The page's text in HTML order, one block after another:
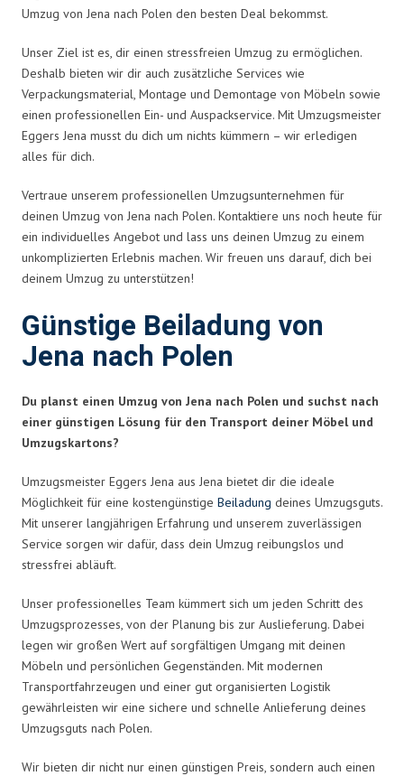
Umzug von Jena nach Polen den besten Deal bekommst.
Unser Ziel ist es, dir einen stressfreien Umzug zu ermöglichen.
Deshalb bieten wir dir auch zusätzliche Services wie
Verpackungsmaterial, Montage und Demontage von Möbeln sowie
einen professionellen Ein- und Auspackservice. Mit Umzugsmeister
Eggers Jena musst du dich um nichts kümmern – wir erledigen
alles für dich.
Vertraue unserem professionellen Umzugsunternehmen für
deinen Umzug von Jena nach Polen. Kontaktiere uns noch heute für
ein individuelles Angebot und lass uns deinen Umzug zu einem
unkomplizierten Erlebnis machen. Wir freuen uns darauf, dich bei
deinem Umzug zu unterstützen!
Günstige Beiladung von
Jena nach Polen
Du planst einen Umzug von Jena nach Polen und suchst nach
einer günstigen Lösung für den Transport deiner Möbel und
Umzugskartons?
Umzugsmeister Eggers Jena aus Jena bietet dir die ideale
Möglichkeit für eine kostengünstige Beiladung deines Umzugsguts.
Mit unserer langjährigen Erfahrung und unserem zuverlässigen
Service sorgen wir dafür, dass dein Umzug reibungslos und
stressfrei abläuft.
Unser professionelles Team kümmert sich um jeden Schritt des
Umzugsprozesses, von der Planung bis zur Auslieferung. Dabei
legen wir großen Wert auf sorgfältigen Umgang mit deinen
Möbeln und persönlichen Gegenständen. Mit modernen
Transportfahrzeugen und einer gut organisierten Logistik
gewährleisten wir eine sichere und schnelle Anlieferung deines
Umzugsguts nach Polen.
Wir bieten dir nicht nur einen günstigen Preis, sondern auch einen